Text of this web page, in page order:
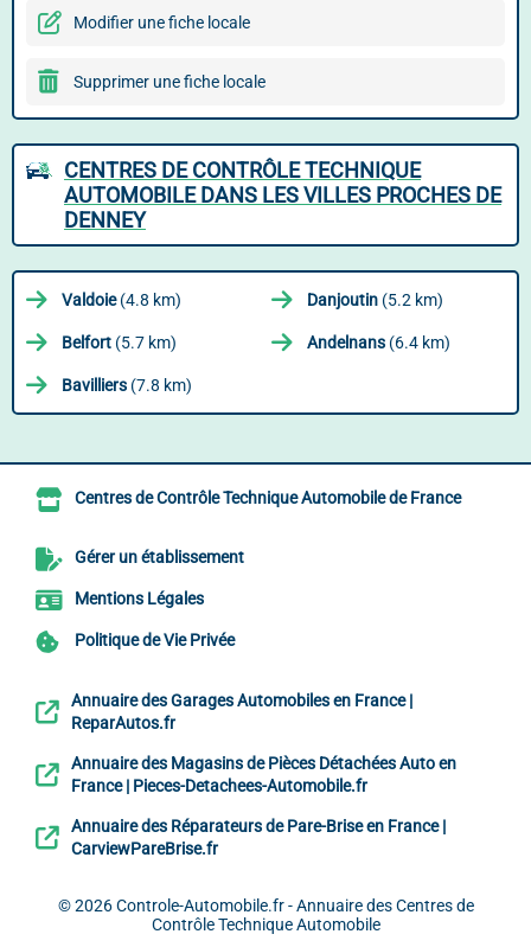
Modifier une fiche locale
Supprimer une fiche locale
CENTRES DE CONTRÔLE TECHNIQUE
AUTOMOBILE DANS LES VILLES PROCHES DE
DENNEY
Valdoie(4.8 km) Danjoutin (5.2 km)
Belfort (5.7 km) Andelnans (6.4 km)
Bavilliers (7.8 km)
Centres de Contrôle Technique Automobile de France
Gérer un établissement
Mentions Légales
Politique de Vie Privée
Annuaire des Garages Automobiles en France |
ReparAutos.fr
Annuaire des Magasins de Pièces Détachées Auto en
France | Pieces-Detachees-Automobile.fr
Annuaire des Réparateurs de Pare-Brise en France |
CarviewPareBrise.fr
© 2026 Controle-Automobile.fr - Annuaire des Centres de
Contrôle Technique Automobile